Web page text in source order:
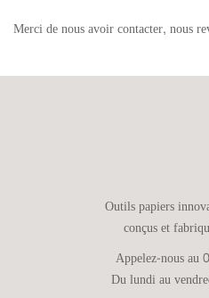
Merci de nous avoir contacter, nous
Outils papiers
conçus et
Appelez-nous au
Du lundi au